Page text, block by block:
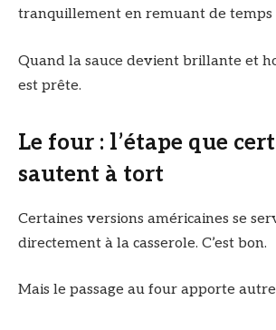
tranquillement en remuant de temps
Quand la sauce devient brillante et
est prête.
Le four : l’étape que
sautent à tort
Certaines versions américaines se
directement à la casserole. C’est bon.
Mais le passage au four apporte autre